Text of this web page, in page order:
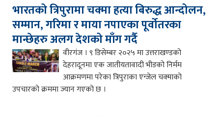
भारतको त्रिपुरामा चक्मा हत्या बिरुद्ध आन्दोलन,
सम्मान, गरिमा र माया नपाएका पूर्वोतरका
मान्छेहरु अलग देशको माँग गर्दै
वीरगंज । ९ डिसेम्बर २०२५ मा उत्तराखण्डको
देहरादूनमा एक जातीयतावादी भीडको निर्मम
आक्रमणमा परेका त्रिपुराका एन्जेल चक्माको
उपचारको क्रममा ज्यान गएको छ ।